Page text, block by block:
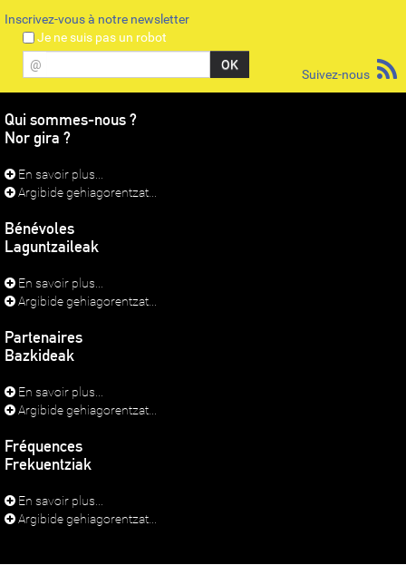
Inscrivez-vous à notre newsletter
Je ne suis pas un robot
@
Suivez-nous
Qui sommes-nous ?
Nor gira ?
En savoir plus...
Argibide gehiagorentzat...
Bénévoles
Laguntzaileak
En savoir plus...
Argibide gehiagorentzat...
Partenaires
Bazkideak
En savoir plus...
Argibide gehiagorentzat...
Fréquences
Frekuentziak
En savoir plus...
Argibide gehiagorentzat...